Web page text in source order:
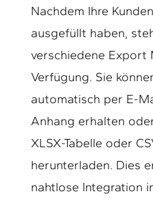
Nachdem Ihre
ausgefüllt haben,
verschiedene Export
Verfügung. Sie
automatisch per E-
Anhang erhalten
XLSX-Tabelle oder
herunterladen. Dies
nahtlose Integration